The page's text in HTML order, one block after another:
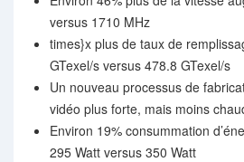
versus 1710 MHz
times}x plus de taux de
GTexel/s versus 478.8 GTexel/s
Un nouveau processus de
vidéo plus forte, mais moins
Environ 19% consummation
295 Watt versus 350 Watt